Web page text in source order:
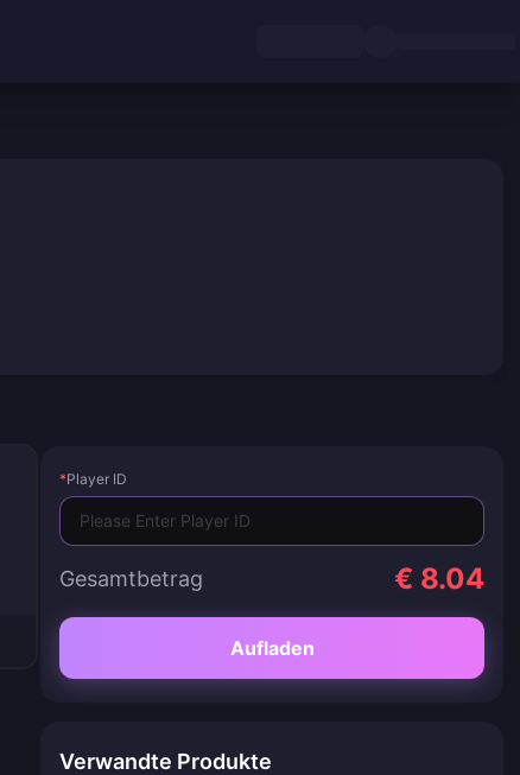
*Player ID
Gesamtbetrag € 8.04
Aufladen
Verwandte Produkte